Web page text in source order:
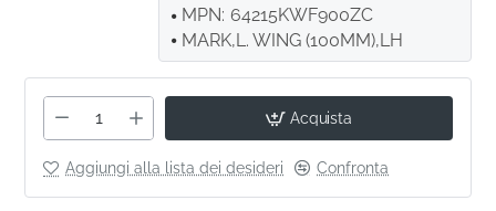
MPN: 64215KWF900ZC
MARK,L. WING (100MM),LH
Acquista
Aggiungi alla lista dei desideri Confronta